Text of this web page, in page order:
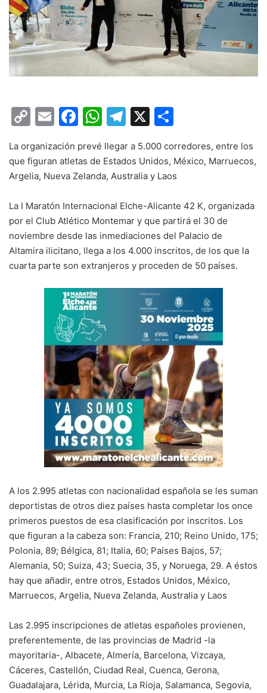
C
p
y
n
k
E
ai
l
F
c
e
o
o
k
W
at
s
p
p
T
e
gr
m
X
m
p
tir
La organización prevé llegar a 5.000 corredores, entre los
que figuran atletas de Estados Unidos, México, Marruecos,
Argelia, Nueva Zelanda, Australia y Laos
La I Maratón Internacional Elche-Alicante 42 K, organizada
por el Club Atlético Montemar y que partirá el 30 de
noviembre desde las inmediaciones del Palacio de
Altamira ilicitano, llega a los 4.000 inscritos, de los que la
cuarta parte son extranjeros y proceden de 50 países.
A los 2.995 atletas con nacionalidad española se les suman
deportistas de otros diez países hasta completar los once
primeros puestos de esa clasificación por inscritos. Los
que figuran a la cabeza son: Francia, 210; Reino Unido, 175;
Polonia, 89; Bélgica, 81; Italia, 60; Países Bajos, 57;
Alemania, 50; Suiza, 43; Suecia, 35, y Noruega, 29. A éstos
hay que añadir, entre otros, Estados Unidos, México,
Marruecos, Argelia, Nueva Zelanda, Australia y Laos
Las 2.995 inscripciones de atletas españoles provienen,
preferentemente, de las provincias de Madrid -la
mayoritaria-, Albacete, Almería, Barcelona, Vizcaya,
Cáceres, Castellón, Ciudad Real, Cuenca, Gerona,
Guadalajara, Lérida, Murcia, La Rioja, Salamanca, Segovia,